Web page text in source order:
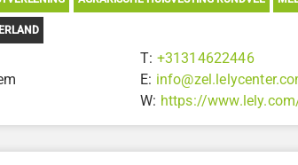
T: +31314622446
E:
W: https://